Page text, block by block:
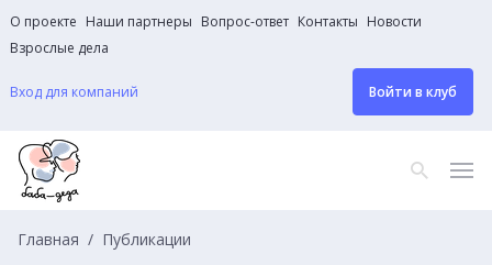
О проекте Наши партнеры Вопрос-ответ Контакты Новости
Взрослые дела
Вход для компаний Войти в клуб
Главная Публикации